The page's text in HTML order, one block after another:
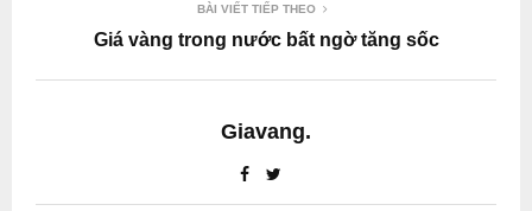
BÀI VIẾT TIẾP THEO
Giá vàng trong nước bất ngờ tăng sốc
Giavang.